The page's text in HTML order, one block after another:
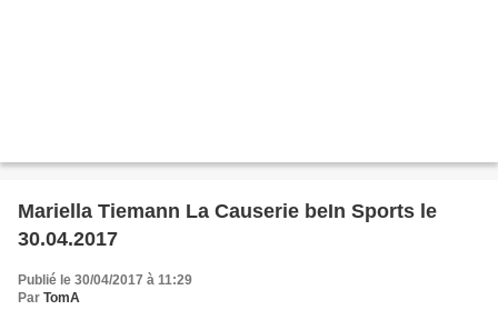
Mariella Tiemann La Causerie beIn Sports le
30.04.2017
Publié le 30/04/2017 à 11:29
Par TomA